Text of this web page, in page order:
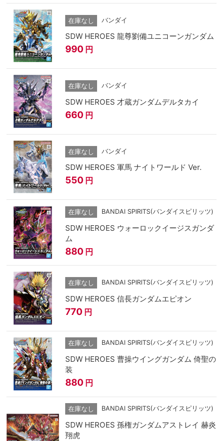
在庫なし バンダイ
SDW HEROES 龍尊劉備ユニコーンガンダム
990 円
在庫なし バンダイ
SDW HEROES 才蔵ガンダムデルタカイ
660 円
在庫なし バンダイ
SDW HEROES 軍馬 ナイトワールド Ver.
550 円
在庫なし BANDAI SPIRITS(バンダイスピリッツ)
SDW HEROES ウォーロックイージスガンダ
ム
880 円
在庫なし BANDAI SPIRITS(バンダイスピリッツ)
SDW HEROES 信長ガンダムエピオン
770 円
在庫なし BANDAI SPIRITS(バンダイスピリッツ)
SDW HEROES 曹操ウイングガンダム 倚聖の
装
880 円
在庫なし BANDAI SPIRITS(バンダイスピリッツ)
SDW HEROES 孫権ガンダムアストレイ 赫炎
翔虎